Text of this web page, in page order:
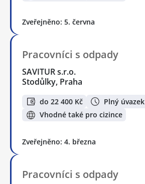
Zveřejněno: 5. června
Pracovníci s odpady
SAVITUR s.r.o.
Stodůlky, Praha
do 22 400 Kč
Plný úvazek
Vhodné také pro cizince
Zveřejněno: 4. března
Pracovníci s odpady